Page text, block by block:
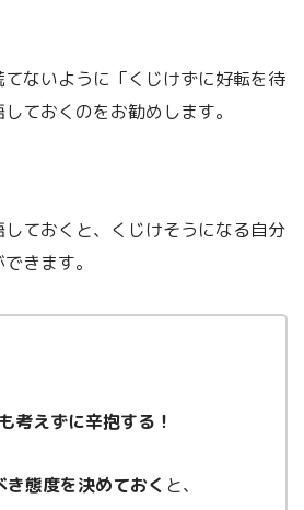
ないように「くじけずに好転を待
ておくのをお勧めします。
ておくと、くじけそうになる自分
きます。
考えずに辛抱する！
き態度を決めておく と、